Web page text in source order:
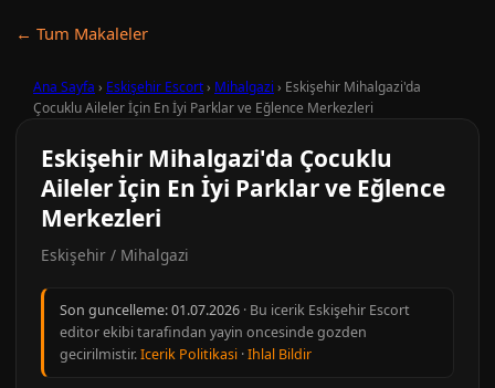
← Tum Makaleler
Ana Sayfa › Eskişehir Escort› Mihalgazi › Eskişehir Mihalgazi'da
Çocuklu Aileler İçin En İyi Parklar ve Eğlence Merkezleri
Eskişehir Mihalgazi'da Çocuklu
Aileler İçin En İyi Parklar ve Eğlence
Merkezleri
Eskişehir / Mihalgazi
Son guncelleme:01.07.2026 · Bu icerik Eskişehir Escort
editor ekibi tarafindan yayin oncesinde gozden
gecirilmistir.Icerik Politikasi ·Ihlal Bildir